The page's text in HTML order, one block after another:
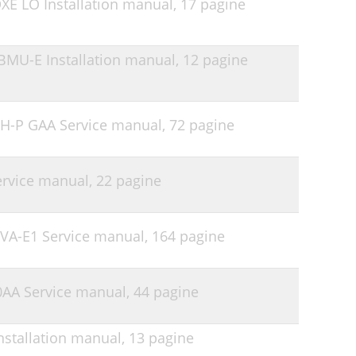
46
46
48
LO Installation manual, 17 pagine
E Installation manual, 12 pagine
P GAA Service manual, 72 pagine
manual, 22 pagine
E1 Service manual, 164 pagine
Service manual, 44 pagine
manual, 13 pagine